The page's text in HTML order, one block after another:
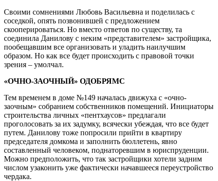
Своими сомнениями Любовь Васильевна и поделилась с
соседкой, опять позвонившей с предложением
скооперироваться. Но вместо ответов по существу, та
соединила Данилову с неким «представителем» застройщика,
пообещавшим все организовать и уладить наилучшим
образом. Но как все будет происходить с правовой точки
зрения – умолчал.
«ОЧНО-ЗАОЧНЫЙ» ОДОБРЯМС
Тем временем в доме №149 началась движуха с «очно-
заочным» собранием собственников помещений. Инициаторы
строительства личных «пентхаусов» предлагали
проголосовать за их задумку, всячески убеждая, что все будет
путем. Данилову тоже попросили прийти в квартиру
председателя домкома и заполнить бюллетень, явно
составленный человеком, поднаторевшим в юриспруденции.
Можно предположить, что так застройщики хотели задним
числом узаконить уже фактически начавшееся переустройство
чердака.